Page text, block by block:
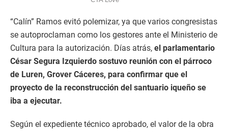
“Calín” Ramos evitó polemizar, ya que varios congresistas
se autoproclaman como los gestores ante el Ministerio de
Cultura para la autorización. Días atrás, el parlamentario
César Segura Izquierdo sostuvo reunión con el párroco
de Luren, Grover Cáceres, para confirmar que el
proyecto de la reconstrucción del santuario iqueño se
iba a ejecutar.
Según el expediente técnico aprobado, el valor de la obra